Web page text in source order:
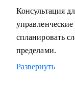
Консультация
спланировать
пределами.
Развернуть